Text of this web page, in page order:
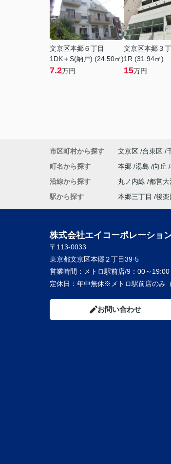
文京区本郷６丁目
1DK＋S(納戸) (24.50㎡)
7.2万円
文京区本郷３
1R (31.94㎡)
15万円
市区町村から探す 文京区 台東区
町名から探す
本郷 湯島 向丘
沿線から探す
丸ノ内線 都営大
駅から探す
本郷三丁目 後楽
株式会社エイコーポレーショ
〒113-0033
東京都文京区本郷２丁目39-5
営業時間：
メトロ駅前店/9：00～
定休日： 年中無休※メトロ駅前店のみ
お問い合わせ